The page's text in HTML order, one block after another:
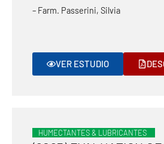
– Farm. Passerini, Silvia
VER ESTUDIO
HUMECTANTES & LUBRICANTES